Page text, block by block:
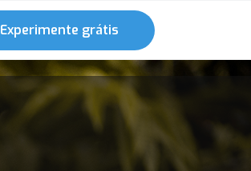
Experimente grátis